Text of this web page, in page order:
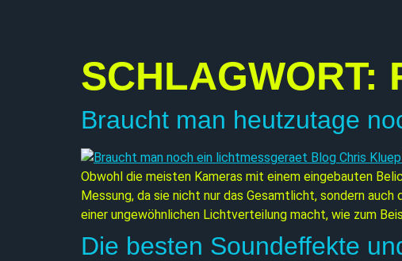
SCHLAGWORT:
Braucht man heutzutage
Obwohl die meisten Kameras mit einem eingebauten
Messung, da sie nicht nur das Gesamtlicht, sondern
einer ungewöhnlichen Lichtverteilung macht, wie zum
Die besten Soundeffekte